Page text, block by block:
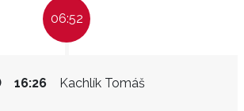
06:52
Kachlík Tomáš
16:26